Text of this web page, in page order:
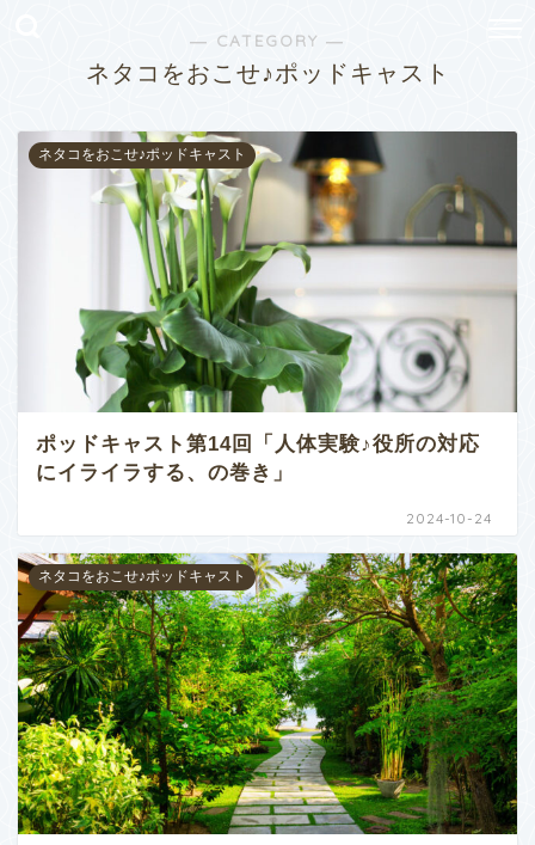
― CATEGORY ―
ネタコをおこせ♪ポッドキャスト
ネタコをおこせ♪ポッドキャスト
ポッドキャスト第14回「人体実験♪役所の対応
にイライラする、の巻き」
2024-10-24
ネタコをおこせ♪ポッドキャスト